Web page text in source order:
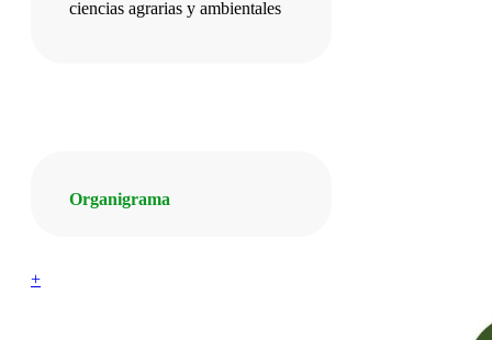
ciencias agrarias y ambientales
Organigrama
+